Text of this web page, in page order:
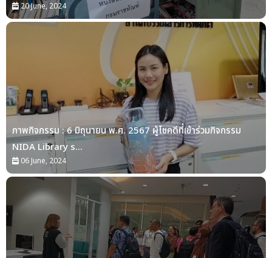
20 June, 2024
ภาพกิจกรรม : 6 มิถุนายน พ.ศ. 2567 ผู้โชคดีที่เข้าร่วมกิจกรรม
NIDA Library s...
06 June, 2024